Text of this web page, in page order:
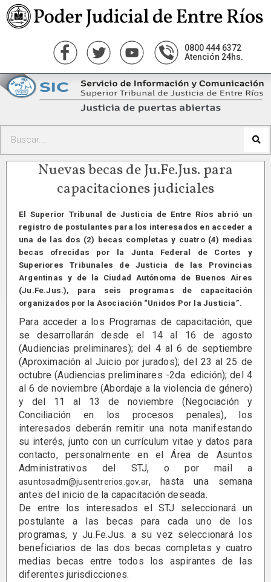
0800 444 6372
Atención 24hs.
Nuevas becas de Ju.Fe.Jus. para
capacitaciones judiciales
El Superior Tribunal de Justicia de Entre Ríos abrió un
registro de postulantes para los interesados en acceder a
una de las dos (2) becas completas y cuatro (4) medias
becas ofrecidas por la Junta Federal de Cortes y
Superiores Tribunales de Justicia de las Provincias
Argentinas y de la Ciudad Autónoma de Buenos Aires
(Ju.Fe.Jus.), para seis programas de capacitación
organizados por la Asociación “Unidos Por la Justicia”.
Para acceder a los Programas de capacitación, que
se desarrollarán desde el 14 al 16 de agosto
(Audiencias preliminares); del 4 al 6 de septiembre
(Aproximación al Juicio por jurados); del 23 al 25 de
octubre (Audiencias preliminares -2da. edición); del 4
al 6 de noviembre (Abordaje a la violencia de género)
y del 11 al 13 de noviembre (Negociación y
Conciliación en los procesos penales), los
interesados deberán remitir una nota manifestando
su interés, junto con un currículum vitae y datos para
contacto, personalmente en el Área de Asuntos
Administrativos del STJ, o por mail a
asuntosadm@jusentrerios.gov.ar, hasta una semana
antes del inicio de la capacitación deseada.
De entre los interesados el STJ seleccionará un
postulante a las becas para cada uno de los
programas, y Ju.Fe.Jus. a su vez seleccionará los
beneficiarios de las dos becas completas y cuatro
medias becas entre todos los aspirantes de las
diferentes jurisdicciones.